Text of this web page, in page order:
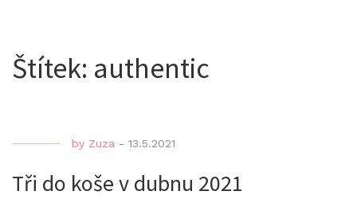
Štítek: authentic
by Zuza - 13.5.2021
Tři do koše v dubnu 2021